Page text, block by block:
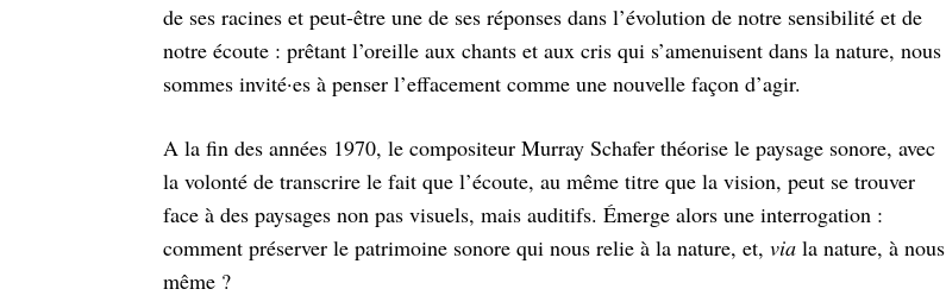
de ses racines et peut-être une de ses réponses dans l’évolution de notre sensibilité et de
notre écoute : prêtant l’oreille aux chants et aux cris qui s’amenuisent dans la nature, nous
sommes invité·es à penser l’effacement comme une nouvelle façon d’agir.
A la fin des années 1970, le compositeur Murray Schafer théorise le paysage sonore, avec
la volonté de transcrire le fait que l’écoute, au même titre que la vision, peut se trouver
face à des paysages non pas visuels, mais auditifs. Émerge alors une interrogation :
comment préserver le patrimoine sonore qui nous relie à la nature, et, via la nature, à nous
même ?